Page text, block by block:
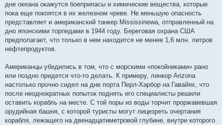
дне океана окажутся боеприпасы и химические вещества, которые
пока еще покоятся в их железном чреве. Не меньшую опасность
представляет и американский танкер Mississinewa, отправленный на
дно японскими торпедами в 1944 году. Береговая охрана США
предполагает, что только в нем находится не менее 1,6 млн. литров
нефтепродуктов.
Американцы убедились в том, что с морскими «покойниками» рано
или поздно придется что-то делать. К примеру, линкор Arizona
настолько прочно сидел на дне порта Перл-Харбор на Гавайях, что
после неоднократных попыток поднять его специалисты решили
оставить корабль на месте. С той поры из воды торчит проржавевшая
орудийная башня, с которой туристы могут лицезреть очертания
корабля, лежащего на двенадцатиметровой глубине, внутри которого